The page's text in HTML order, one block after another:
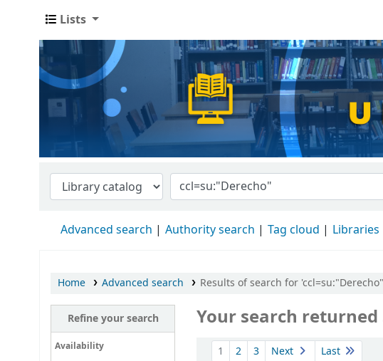
Lists
Advanced search Authority search Tag cloud Libraries
Home Advanced search Results of search for
Refine your search
Availability
Your search returned
Sort
1 2 3 Next Last